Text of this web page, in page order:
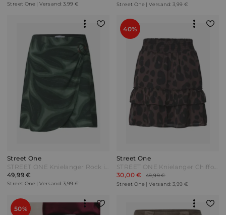
Street One | Versand: 3,99 €
Street One | Versand: 3,99 €
Street One
STREET ONE Knielanger Rock in Wickeloptik - deep bound green Grün
49,99 €
Street One | Versand: 3,99 €
40%
Street One
STREET ONE Knielanger Chiffonrock mit Print - molten earth Braun
30,00 €
49,99 €
Street One | Versand: 3,99 €
50%